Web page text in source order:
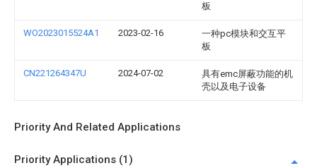
板
WO2023015524A1 2023-02-16
一种pc模块和交互平
板
CN221264347U 2024-07-02
具有emc屏蔽功能的机
壳以及电子设备
Priority And Related Applications
Priority Applications (1)